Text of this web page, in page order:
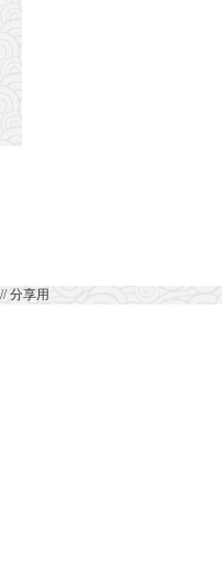
// 分享用